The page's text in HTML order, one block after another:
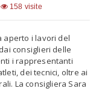
158 visite
aperto i lavori del
consiglieri delle
i rappresentanti
dei tecnici, oltre ai
La consigliera Sara